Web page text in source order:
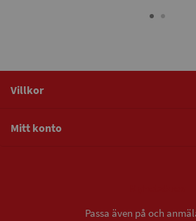
Villkor
Mitt konto
Passa även på och